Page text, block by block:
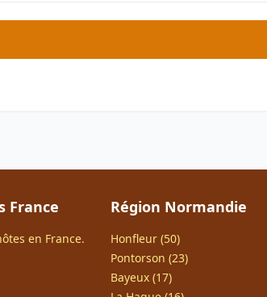
France
en France.
Région Normandie
Honfleur (50)
Pontorson (23)
Bayeux (17)